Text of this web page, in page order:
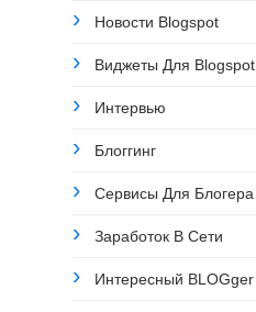
Новости Blogspot
Виджеты Для Blogspot
Интервью
Блоггинг
Сервисы Для Блогера
Заработок В Сети
Интересный BLOGger